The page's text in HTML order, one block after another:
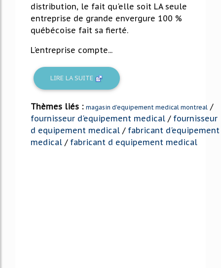
distribution, le fait qu'elle soit LA seule
entreprise de grande envergure 100 %
québécoise fait sa fierté.
L'entreprise compte...
LIRE LA SUITE
Thèmes liés : magasin d'equipement medical montreal /
fournisseur d'equipement medical / fournisseur
d equipement medical / fabricant d'equipement
medical / fabricant d equipement medical